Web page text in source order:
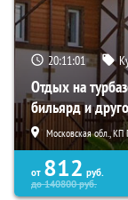
20:11:00
Отдых на
бильярд и
Московская обл., КП
от 812 руб.
до140800руб.